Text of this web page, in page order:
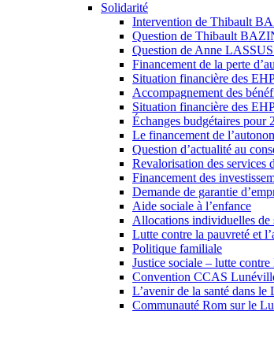
Solidarité
Intervention de Thibault
Question de Thibault
Question de Anne LASSUS
Financement de la perte
Situation financière des
Accompagnement des
Situation financière des
Échanges budgétaires pour
Le financement de
Question d’actualité au
Revalorisation des services
Financement des
Demande de garantie
Aide sociale à l’enfance
Allocations individuelles de
Lutte contre la pauvreté et
Politique familiale
Justice sociale – lutte contre
Convention CCAS
L’avenir de la santé dans
Communauté Rom sur le